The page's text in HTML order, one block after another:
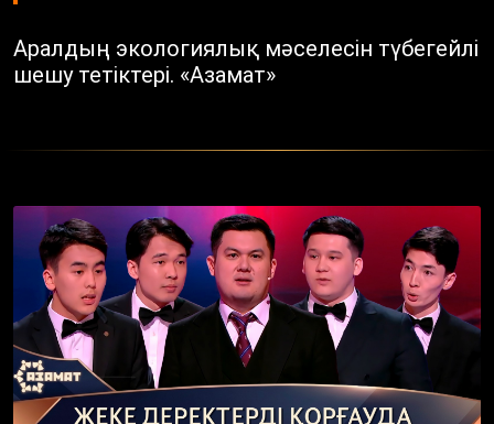
Аралдың экологиялық мәселесін түбегейлі
шешу тетіктері. «Азамат»